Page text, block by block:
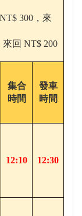
300，來
回 NT$ 200
集合
時間
發車
時間
12:10 12:30